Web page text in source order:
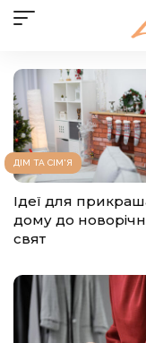
ДІМ ТА СІМ'Я
Ідеї для
дому до
свят